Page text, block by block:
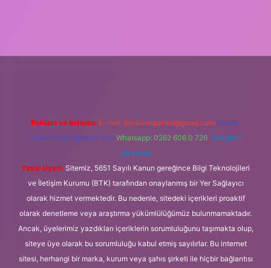
Reklam ve İletişim: E-mail: backlinkpaneli@gmail.com Teams:
forumhizmeti@gmail.com Whatsapp: 0262 606 0 726 Telegram:
@karabul
Yasal Uyarı: Sitemiz, 5651 Sayılı Kanun gereğince Bilgi Teknolojileri
ve İletişim Kurumu (BTK) tarafından onaylanmış bir Yer Sağlayıcı
olarak hizmet vermektedir. Bu nedenle, sitedeki içerikleri proaktif
olarak denetleme veya araştırma yükümlülüğümüz bulunmamaktadır.
Ancak, üyelerimiz yazdıkları içeriklerin sorumluluğunu taşımakta olup,
siteye üye olarak bu sorumluluğu kabul etmiş sayılırlar. Bu internet
sitesi, herhangi bir marka, kurum veya şahıs şirketi ile hiçbir bağlantısı